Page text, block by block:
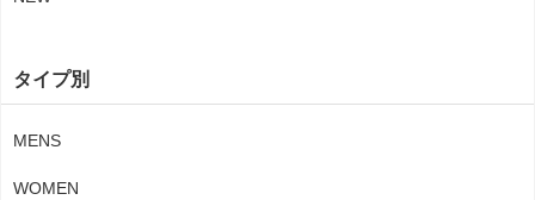
タイプ別
MENS
WOMEN